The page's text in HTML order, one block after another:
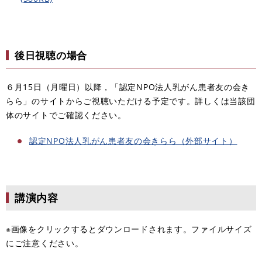
後日視聴の場合
６月15日（月曜日）以降，「認定NPO法人乳がん患者友の会き
らら」のサイトからご視聴いただける予定です。詳しくは当該団
体のサイトでご確認ください。
認定NPO法人乳がん患者友の会きらら（外部サイト）
講演内容
※画像をクリックするとダウンロードされます。ファイルサイズ
にご注意ください。